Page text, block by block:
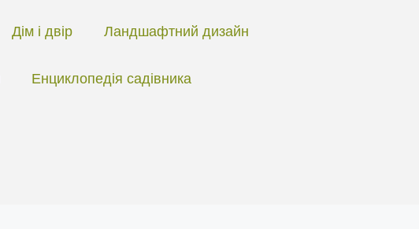
Дім і двір Ландшафтний дизайн
Енциклопедія садівника